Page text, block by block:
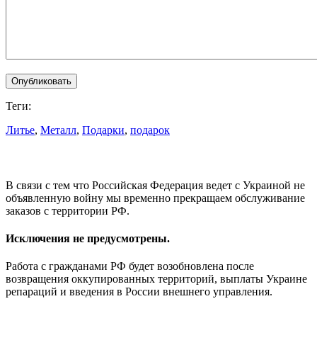
Теги:
Литье, Металл, Подарки, подарок
В связи с тем что Российская Федерация ведет с Украиной не
объявленную войну мы временно прекращаем обслуживание
заказов с территории РФ.
Исключения не предусмотрены.
Работа с гражданами РФ будет возобновлена после
возвращения оккупированных территорий, выплаты Украине
репараций и введения в России внешнего управления.